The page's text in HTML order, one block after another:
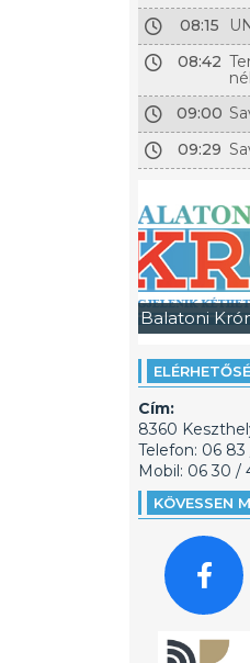
08:15
08:42
09:00
09:29
Balatoni
Cím:
8360
Telefon: 06
Mobil: 06 30 /
KÖVESSEN